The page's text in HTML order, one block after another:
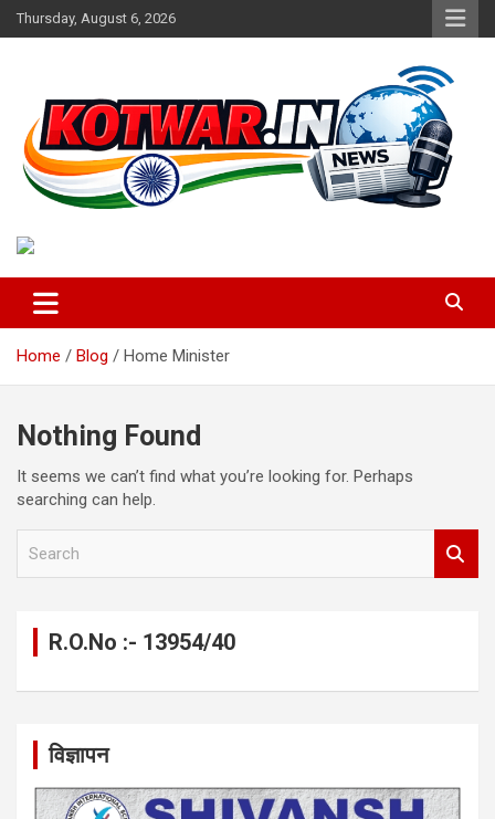
Skip
to
Thursday, August 6, 2026
kotwar.in
Home Blog Home Minister
Nothing Found
It seems we can’t find what you’re looking for. Perhaps
searching can help.
R.O.No :- 13954/40
विज्ञापन